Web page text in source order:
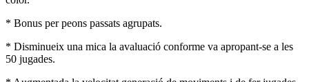
* Bonus per peons passats agrupats.
* Disminueix una mica la avaluació conforme va apropant-se a les
50 jugades.